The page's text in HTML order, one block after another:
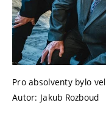
Pro absolventy bylo
Autor: Jakub Rozboud